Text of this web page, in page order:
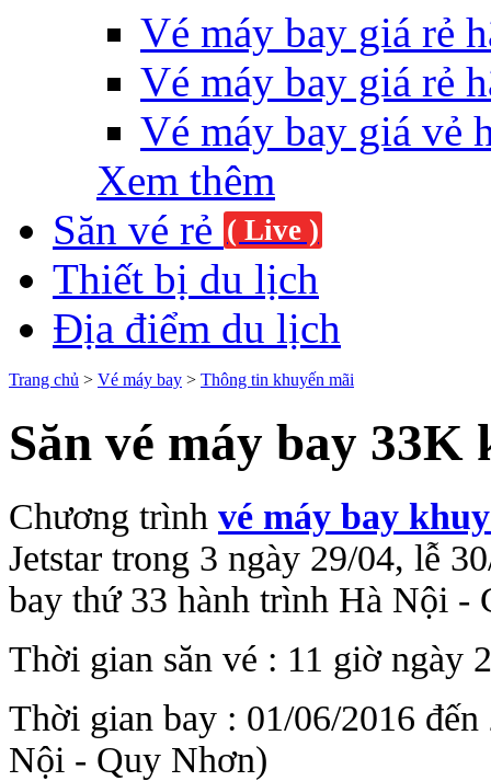
Vé máy bay giá rẻ
Vé máy bay giá rẻ
Vé máy bay giá vẻ
Xem thêm
Săn vé rẻ ( Live )
Thiết bị du lịch
Địa điểm du lịch
Trang chủ > Vé máy bay > Thông tin khuyến mãi
Săn vé máy bay
Chương trình vé máy bay
Jetstar trong 3 ngày 29/04, lễ
bay thứ 33 hành trình Hà Nội
Thời gian săn vé : 11 giờ ngày
Thời gian bay : 01/06/2016 đến
Nội - Quy Nhơn)